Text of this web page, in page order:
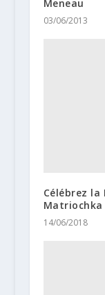
Meneau
03/06/2013
Célébrez la
Matriochka
14/06/2018